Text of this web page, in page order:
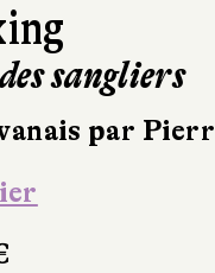
sangliers
par